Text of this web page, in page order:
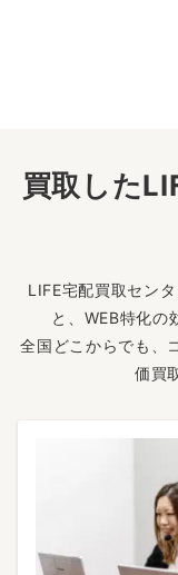
買取した
LIFE宅配買取セン
と、WEB特化の
全国どこからでも、
価買